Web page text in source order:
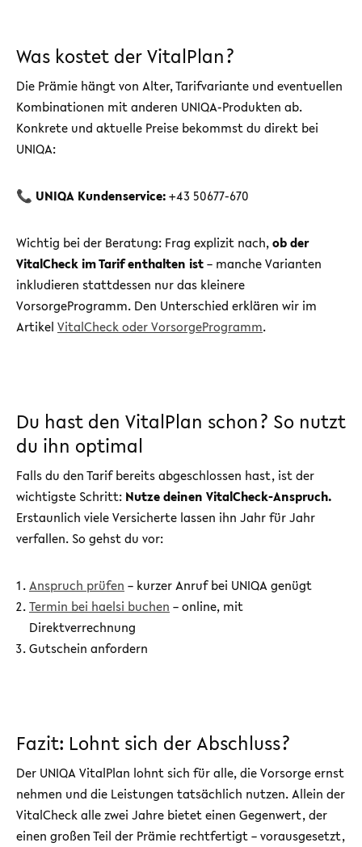
Was kostet der VitalPlan?
Die Prämie hängt von Alter, Tarifvariante und eventuellen
Kombinationen mit anderen UNIQA-Produkten ab.
Konkrete und aktuelle Preise bekommst du direkt bei
UNIQA:
📞 UNIQA Kundenservice:+43 50677-670
Wichtig bei der Beratung: Frag explizit nach,ob der
VitalCheck im Tarif enthalten ist– manche Varianten
inkludieren stattdessen nur das kleinere
VorsorgeProgramm. Den Unterschied erklären wir im
Artikel VitalCheck oder VorsorgeProgramm.
Du hast den VitalPlan schon? So nutzt
du ihn optimal
Falls du den Tarif bereits abgeschlossen hast, ist der
wichtigste Schritt: Nutze deinen VitalCheck-Anspruch.
Erstaunlich viele Versicherte lassen ihn Jahr für Jahr
verfallen. So gehst du vor:
Anspruch prüfen – kurzer Anruf bei UNIQA genügt
Termin bei haelsi buchen – online, mit
Direktverrechnung
Gutschein anfordern
Fazit: Lohnt sich der Abschluss?
Der UNIQA VitalPlan lohnt sich für alle, die Vorsorge ernst
nehmen und die Leistungen tatsächlich nutzen. Allein der
VitalCheck alle zwei Jahre bietet einen Gegenwert, der
einen großen Teil der Prämie rechtfertigt – vorausgesetzt,